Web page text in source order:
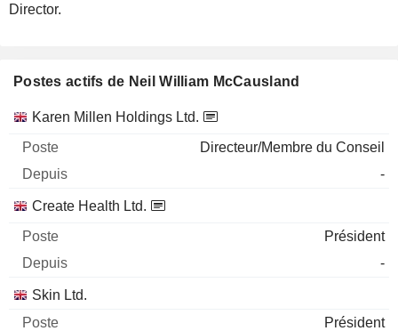
Director.
Postes actifs de Neil William McCausland
Sociétés Poste Début
Karen Millen Holdings Ltd.
Directeur/Membre du Conseil
-
Create Health Ltd.
Président
-
Skin Ltd.
Président